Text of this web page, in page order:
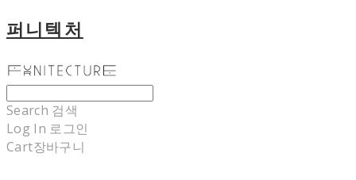
퍼니텍처
Search 검색
Log In 로그인
Cart장바구니